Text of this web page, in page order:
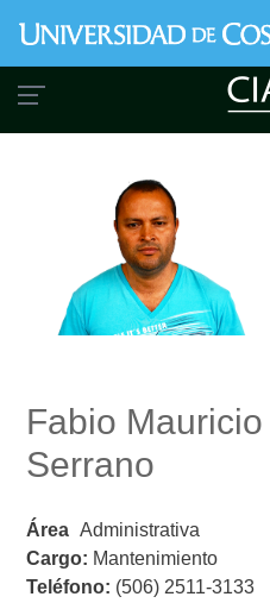
Fabio
Serrano
Área Administrativa
Cargo: Mantenimiento
Teléfono: (506) 2511-3133